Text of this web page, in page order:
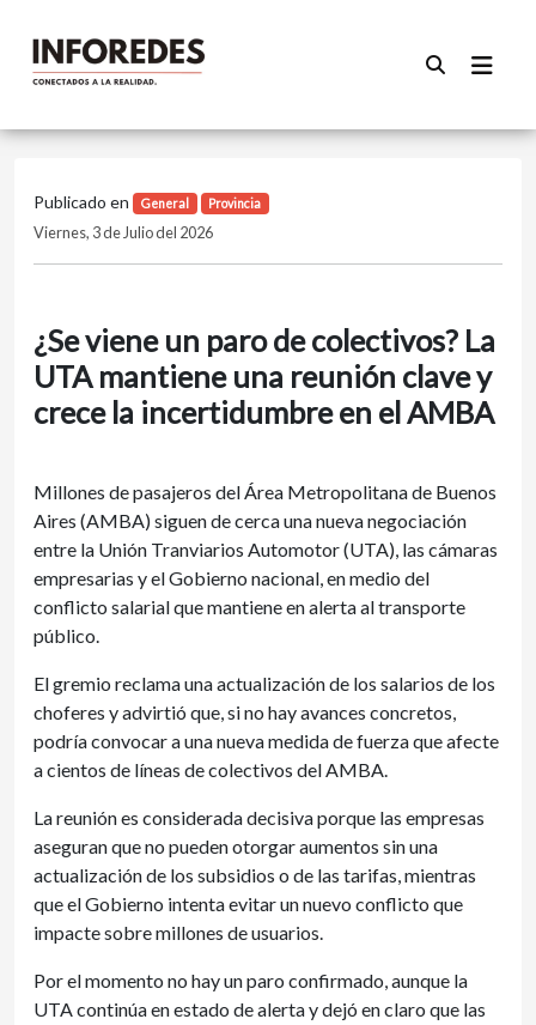
Publicado en General Provincia
Viernes, 3 de Julio del 2026
¿Se viene un paro de colectivos? La
UTA mantiene una reunión clave y
crece la incertidumbre en el AMBA
Millones de pasajeros del Área Metropolitana de Buenos
Aires (AMBA) siguen de cerca una nueva negociación
entre la Unión Tranviarios Automotor (UTA), las cámaras
empresarias y el Gobierno nacional, en medio del
conflicto salarial que mantiene en alerta al transporte
público.
El gremio reclama una actualización de los salarios de los
choferes y advirtió que, si no hay avances concretos,
podría convocar a una nueva medida de fuerza que afecte
a cientos de líneas de colectivos del AMBA.
La reunión es considerada decisiva porque las empresas
aseguran que no pueden otorgar aumentos sin una
actualización de los subsidios o de las tarifas, mientras
que el Gobierno intenta evitar un nuevo conflicto que
impacte sobre millones de usuarios.
Por el momento no hay un paro confirmado, aunque la
UTA continúa en estado de alerta y dejó en claro que las